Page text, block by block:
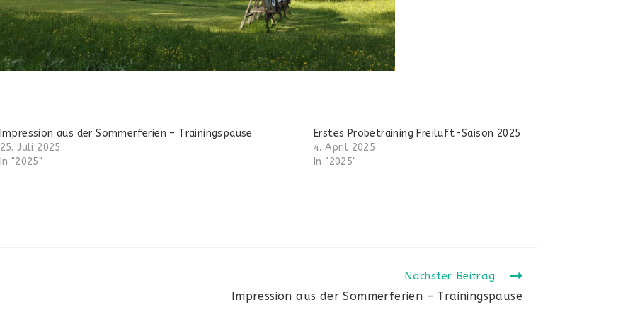
Impression aus der Sommerferien – Trainingspause
25. Juli 2025
In "2025"
Erstes Probetraining Freiluft-Saison 2025
4. April 2025
In "2025"
Nächster Beitrag
Impression aus der Sommerferien – Trainingspause